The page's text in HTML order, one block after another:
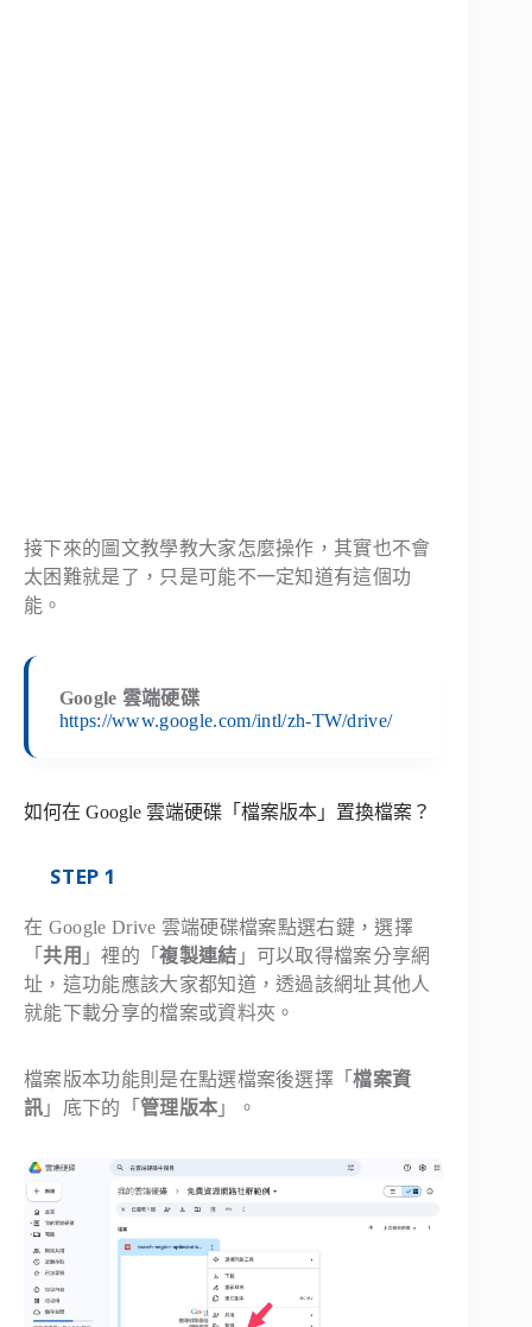
接下來的圖文教學教大家怎麼操作，其實也不會
太困難就是了，只是可能不一定知道有這個功
能。
Google 雲端硬碟
https://www.google.com/intl/zh-TW/drive/
如何在 Google 雲端硬碟「檔案版本」置換檔案？
STEP 1
在 Google Drive 雲端硬碟檔案點選右鍵，選擇
「共用 」裡的「複製連結 」可以取得檔案分享網
址，這功能應該大家都知道，透過該網址其他人
就能下載分享的檔案或資料夾。
檔案版本功能則是在點選檔案後選擇「檔案資
訊 」底下的「 管理版本 」。